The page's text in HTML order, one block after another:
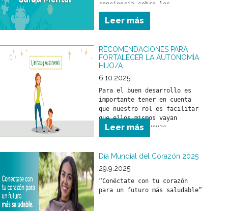
conciencia sobre los
problemas vinculados con la
salud mental y a promover los
derechos de las personas que
objetivo de mejorar su
atención, cuidado y
Leer más
RECOMENDACIONES PARA
FORTALECER LA AUTONOMÍA
HIJO/A
6.10.2025
Para el buen desarrollo es
importante tener en cuenta
que nuestro rol es facilitar
que ellos mismos vayan
logrando sus nuevas
“conquistas”. Ponerse de pie,
buena capacidad de
irán adquiriendo por
imitación y propio
desarrollo.
Leer más
Día Mundial del Corazón 2025
29.9.2025
“Conéctate con tu corazón
para un futuro más saludable”